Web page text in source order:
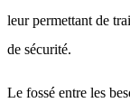
leur permettant de
de sécurité.
Le fossé entre les